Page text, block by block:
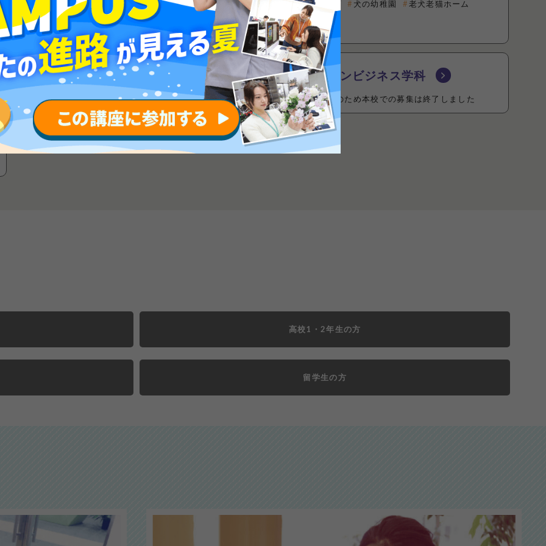
フラワーショップスタッフ
葬儀装花スタッフ
イベント空間フラワーコーディネーター
生花卸業
フラワー資材メーカー
グリーンコーディネーター
ペットショップ 犬の幼稚園
老犬老猫ホーム
保護犬
スポーツビジネス学科
2027年度(2027年入学)以降の募集は終了しました
ファッションビジネス学科
グループ校統合のため本校での募集は終了しました
高校1・2年生の方
留学生の方